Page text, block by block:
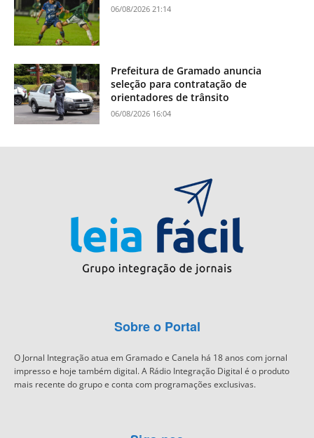
06/08/2026 21:14
Prefeitura de Gramado anuncia
seleção para contratação de
orientadores de trânsito
06/08/2026 16:04
Sobre o Portal
O Jornal Integração atua em Gramado e Canela há 18 anos com jornal
impresso e hoje também digital. A Rádio Integração Digital é o produto
mais recente do grupo e conta com programações exclusivas.